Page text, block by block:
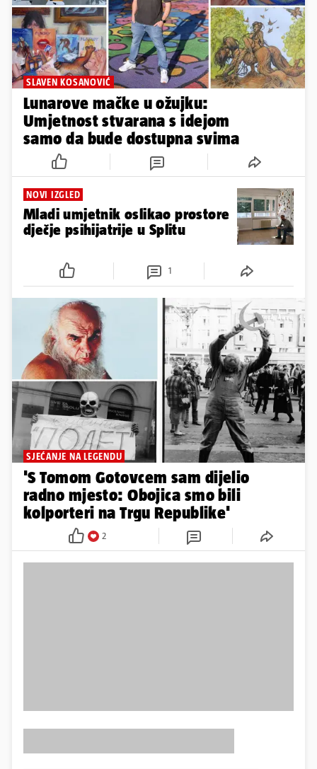
SLAVEN KOSANOVIĆ
Lunarove mačke u ožujku:
Umjetnost stvarana s idejom
samo da bude dostupna svima
NOVI IZGLED
Mladi umjetnik oslikao prostore
dječje psihijatrije u Splitu
1
SJEĆANJE NA LEGENDU
'S Tomom Gotovcem sam dijelio
radno mjesto: Obojica smo bili
kolporteri na Trgu Republike'
2